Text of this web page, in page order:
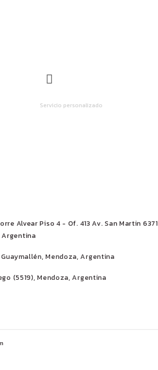
Servicio personalizado
Alvear Piso 4 - Of. 413 Av. San Martin 6371
Argentina
Mendoza, Argentina
(5519), Mendoza, Argentina